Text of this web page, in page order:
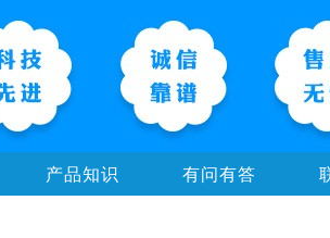
产品知识 有问有答